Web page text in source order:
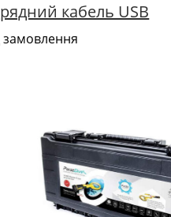
кабель USB
замовлення